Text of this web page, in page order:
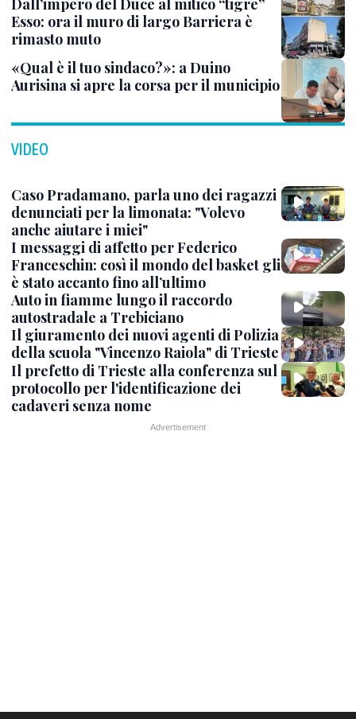
Dall’impero del Duce al mitico “tigre”
Esso: ora il muro di largo Barriera è
rimasto muto
«Qual è il tuo sindaco?»: a Duino
Aurisina si apre la corsa per il municipio
VIDEO
Caso Pradamano, parla uno dei ragazzi
denunciati per la limonata: "Volevo
anche aiutare i miei"
I messaggi di affetto per Federico
Franceschin: così il mondo del basket gli
è stato accanto fino all’ultimo
Auto in fiamme lungo il raccordo
autostradale a Trebiciano
Il giuramento dei nuovi agenti di Polizia
della scuola "Vincenzo Raiola" di Trieste
Il prefetto di Trieste alla conferenza sul
protocollo per l'identificazione dei
cadaveri senza nome